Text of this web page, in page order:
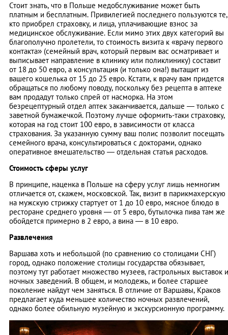
Стоит знать, что в Польше медобслуживание может быть
платным и бесплатным. Привилегией последнего пользуются те,
кто приобрел страховку, и лица, уплачивающие взнос за
медицинское обслуживание. Если мимо этих двух категорий вы
благополучно пролетели, то стоимость визита к «врачу первого
контакта» (семейный врач, который первым вас осматривает и
выписывает направление в клинику или поликлинику) составит
от 18 до 50 евро, а консультация (и только она!) вытащит из
вашего кошелька от 15 до 25 евро. Кстати, к врачу вам придется
обращаться по любому поводу, поскольку без рецепта в аптеке
вам продадут только спрей от насморка. На этом
безрецептурный отдел аптек заканчивается, дальше — только с
заветной бумажечкой. Поэтому лучше оформить-таки страховку,
которая на год стоит 100 евро, в зависимости от класса
страхования. За указанную сумму ваш полис позволит посещать
семейного врача, консультироваться с докторами, однако
оперативное вмешательство — отдельная статья расходов.
Стоимость сферы услуг
В принципе, наценка в Польше на сферу услуг лишь немногим
отличается от, скажем, московской. Так, визит в парикмахерскую
на мужскую стрижку стартует от 1 до 10 евро, мясное блюдо в
ресторане среднего уровня — от 5 евро, бутылочка пива там же
обойдется примерно в 2 евро, а вина — в 10 евро.
Развлечения
Варшава хоть и небольшой (по сравнению со столицами СНГ)
город, однако положение столицы государства обязывает,
поэтому тут работает множество музеев, гастрольных выставок и
ночных заведений. В общем, и молодежь, и более старшее
поколение найдут чем заняться. В отличие от Варшавы, Краков
предлагает куда меньшее количество ночных развлечений,
однако более обильную музейную и экскурсионную программу.